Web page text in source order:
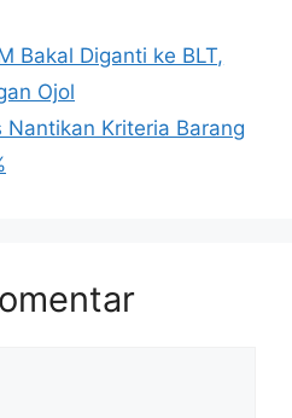
Bakal Diganti ke BLT,
Ojol
Nantikan Kriteria Barang